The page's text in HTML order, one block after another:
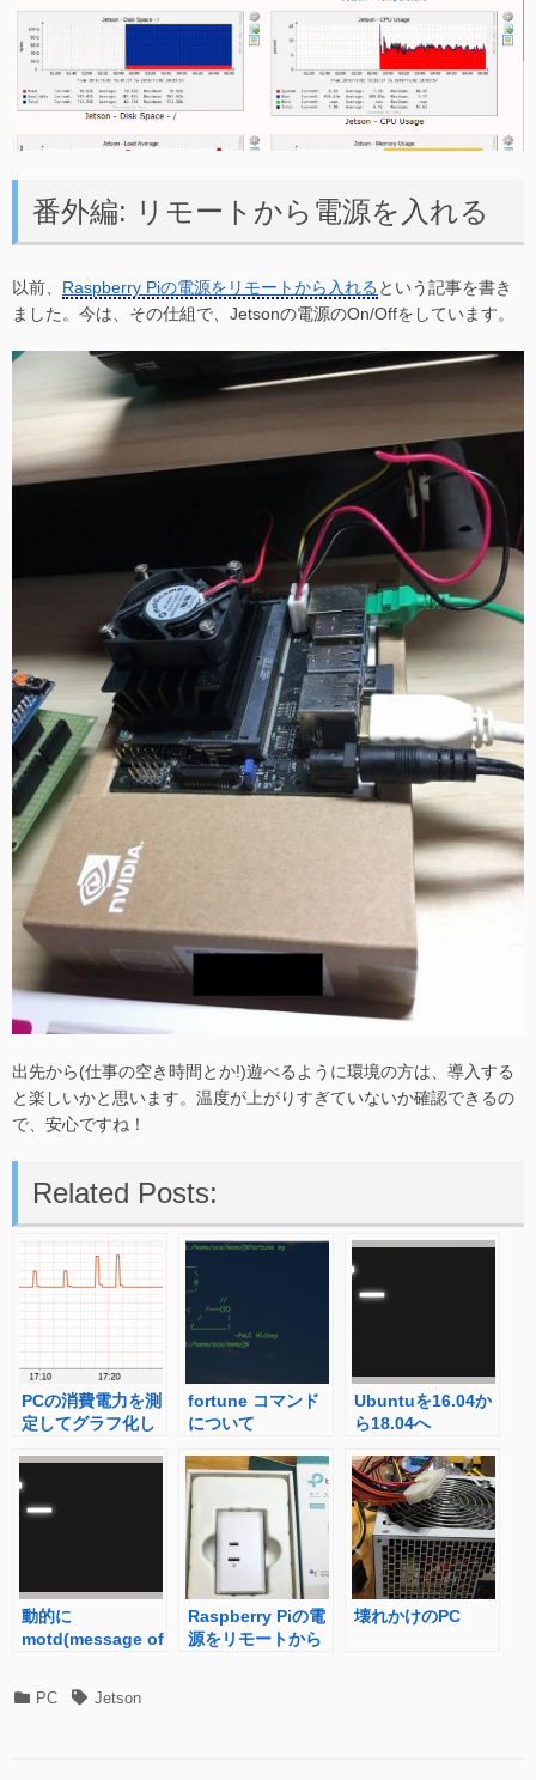
番外編: リモートから電源を入れる
以前、 Raspberry Piの電源をリモートから入れるという記事を書き
ました。今は、その仕組で、Jetsonの電源のOn/Offをしています。
出先から(仕事の空き時間とか!)遊べるように環境の方は、導入する
と楽しいかと思います。温度が上がりすぎていないか確認できるの
で、安心ですね！
Related Posts:
PCの消費電力を測
定してグラフ化し
fortune コマンド
について
Ubuntuを16.04か
ら18.04へ
動的に
motd(message of
Debian/Ubuntu編
Raspberry Piの電
源をリモートから
壊れかけのPC
カ
PC
タ Jetson